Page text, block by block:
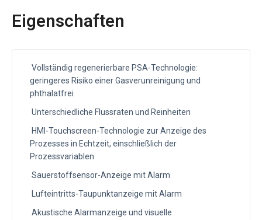
Eigenschaften
Vollständig regenerierbare PSA-Technologie:
geringeres Risiko einer Gasverunreinigung und
phthalatfrei
Unterschiedliche Flussraten und Reinheiten
HMI-Touchscreen-Technologie zur Anzeige des
Prozesses in Echtzeit, einschließlich der
Prozessvariablen
Sauerstoffsensor-Anzeige mit Alarm
Lufteintritts-Taupunktanzeige mit Alarm
Akustische Alarmanzeige und visuelle